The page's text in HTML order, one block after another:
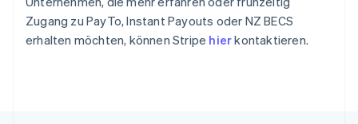
Zugang zu PayTo, Instant Payouts oder NZ BECS
erhalten möchten, können Stripe hierkontaktieren.
English
Ungarn
English